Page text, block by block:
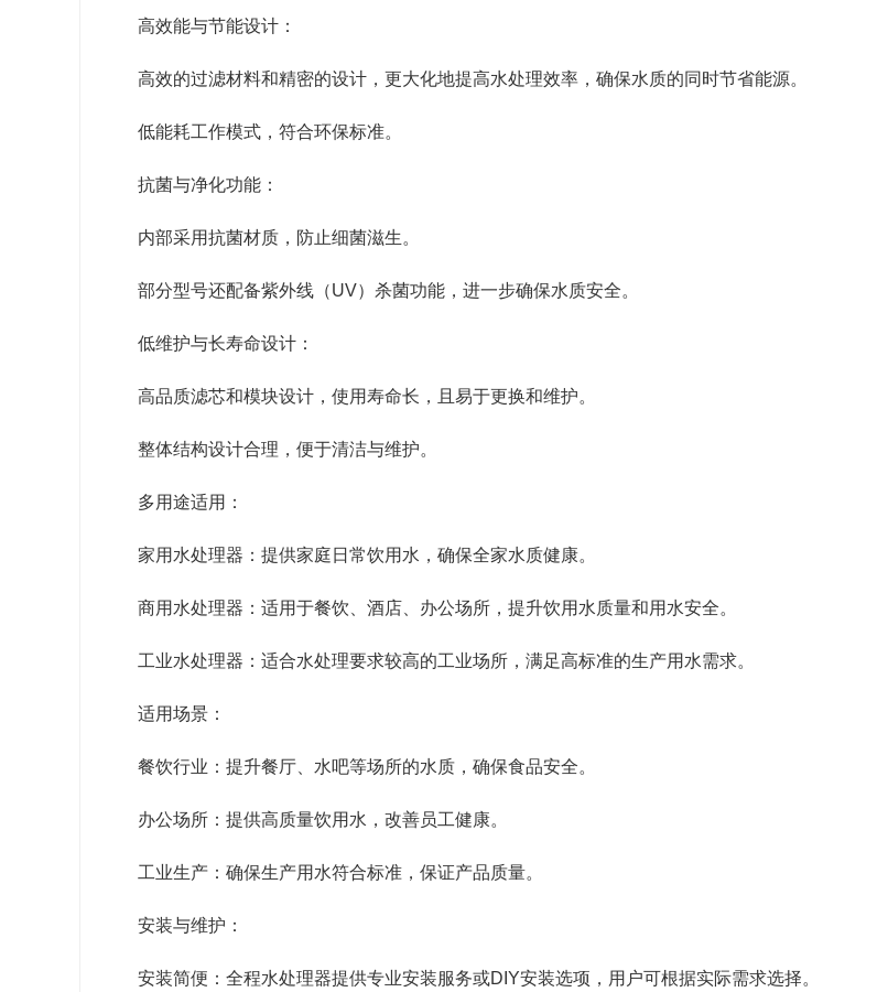
高效能与节能设计：
高效的过滤材料和精密的设计，更大化地提高水处理效率，确保水质的同时节省能源。
低能耗工作模式，符合环保标准。
抗菌与净化功能：
内部采用抗菌材质，防止细菌滋生。
部分型号还配备紫外线（UV）杀菌功能，进一步确保水质安全。
低维护与长寿命设计：
高品质滤芯和模块设计，使用寿命长，且易于更换和维护。
整体结构设计合理，便于清洁与维护。
多用途适用：
家用水处理器：提供家庭日常饮用水，确保全家水质健康。
商用水处理器：适用于餐饮、酒店、办公场所，提升饮用水质量和用水安全。
工业水处理器：适合水处理要求较高的工业场所，满足高标准的生产用水需求。
适用场景：
餐饮行业：提升餐厅、水吧等场所的水质，确保食品安全。
办公场所：提供高质量饮用水，改善员工健康。
工业生产：确保生产用水符合标准，保证产品质量。
安装与维护：
安装简便：全程水处理器提供专业安装服务或DIY安装选项，用户可根据实际需求选择。